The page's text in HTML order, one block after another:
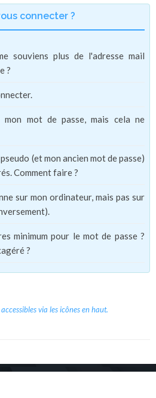
connecter ?
souviens plus de l'adresse mail
?
mon mot de passe, mais cela ne
(et mon ancien mot de passe)
Comment faire ?
sur mon ordinateur, mais pas sur
minimum pour le mot de passe ?
?
via les icônes en haut.